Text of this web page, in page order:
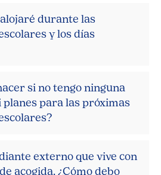
durante las
y los días
si no tengo ninguna
para las próximas
externo que vive con
acogida. ¿Cómo debo